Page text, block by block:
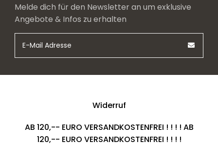
Melde dich für den Newsletter an um exklusive
Angebote & Infos zu erhalten
Widerruf
AB 120,-- EURO VERSANDKOSTENFREI ! ! ! ! AB
120,-- EURO VERSANDKOSTENFREI ! ! ! !